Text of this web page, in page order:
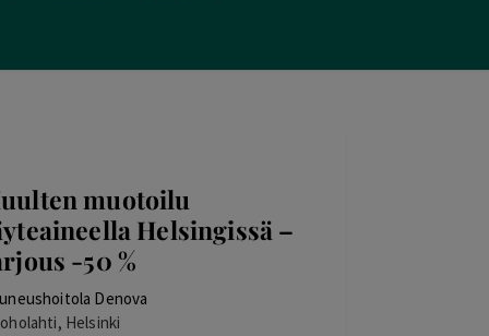
muotoilu
Helsingissä –
-50 %
Denova
Helsinki